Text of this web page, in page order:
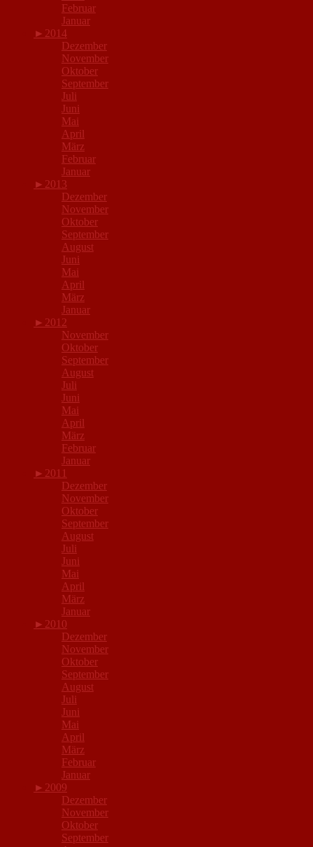
Februar
Januar
► 2014
Dezember
November
Oktober
September
Juli
Juni
Mai
April
März
Februar
Januar
► 2013
Dezember
November
Oktober
September
August
Juni
Mai
April
März
Januar
► 2012
November
Oktober
September
August
Juli
Juni
Mai
April
März
Februar
Januar
► 2011
Dezember
November
Oktober
September
August
Juli
Juni
Mai
April
März
Januar
► 2010
Dezember
November
Oktober
September
August
Juli
Juni
Mai
April
März
Februar
Januar
► 2009
Dezember
November
Oktober
September